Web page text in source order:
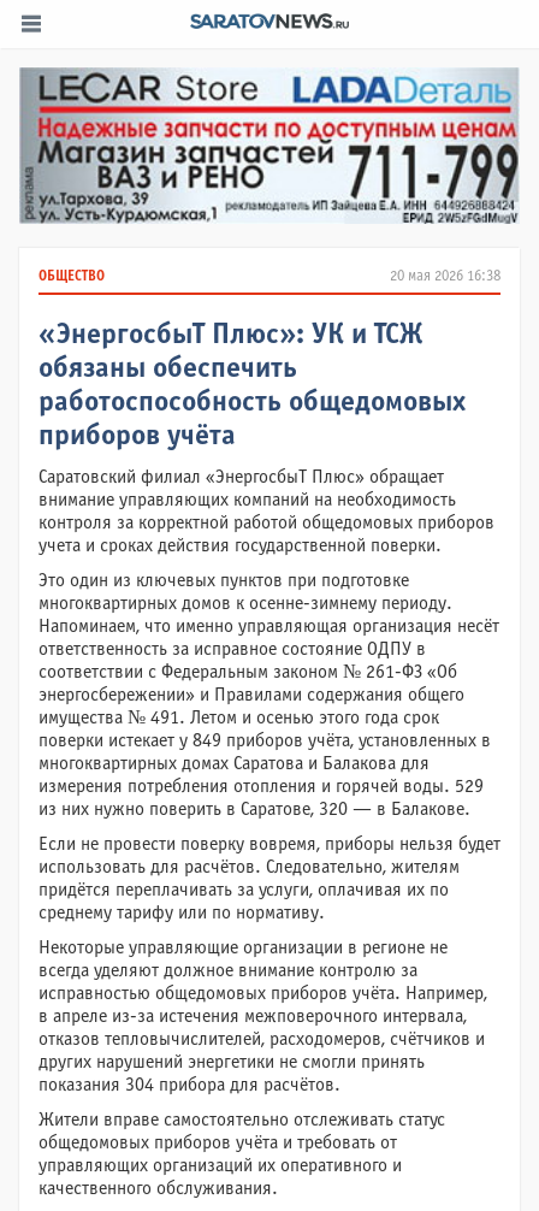
20 мая 2026 16:38
ОБЩЕСТВО
«ЭнергосбыТ Плюс»: УК и ТСЖ
обязаны обеспечить
работоспособность общедомовых
приборов учёта
Саратовский филиал «ЭнергосбыТ Плюс» обращает
внимание управляющих компаний на необходимость
контроля за корректной работой общедомовых приборов
учета и сроках действия государственной поверки.
Это один из ключевых пунктов при подготовке
многоквартирных домов к осенне-зимнему периоду.
Напоминаем, что именно управляющая организация несёт
ответственность за исправное состояние ОДПУ в
соответствии с Федеральным законом № 261-ФЗ «Об
энергосбережении» и Правилами содержания общего
имущества № 491. Летом и осенью этого года срок
поверки истекает у 849 приборов учёта, установленных в
многоквартирных домах Саратова и Балакова для
измерения потребления отопления и горячей воды. 529
из них нужно поверить в Саратове, 320 — в Балакове.
Если не провести поверку вовремя, приборы нельзя будет
использовать для расчётов. Следовательно, жителям
придётся переплачивать за услуги, оплачивая их по
среднему тарифу или по нормативу.
Некоторые управляющие организации в регионе не
всегда уделяют должное внимание контролю за
исправностью общедомовых приборов учёта. Например,
в апреле из-за истечения межповерочного интервала,
отказов тепловычислителей, расходомеров, счётчиков и
других нарушений энергетики не смогли принять
показания 304 прибора для расчётов.
Жители вправе самостоятельно отслеживать статус
общедомовых приборов учёта и требовать от
управляющих организаций их оперативного и
качественного обслуживания.